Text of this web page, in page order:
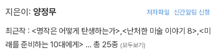
지은이: 양정무 저자파일 신간알림 신청
최근작 : <명작은 어떻게 탄생하는가> <난처한 미술 이야기 8> <미
래를 준비하는 10대에게> … 총 25종 (모두보기)